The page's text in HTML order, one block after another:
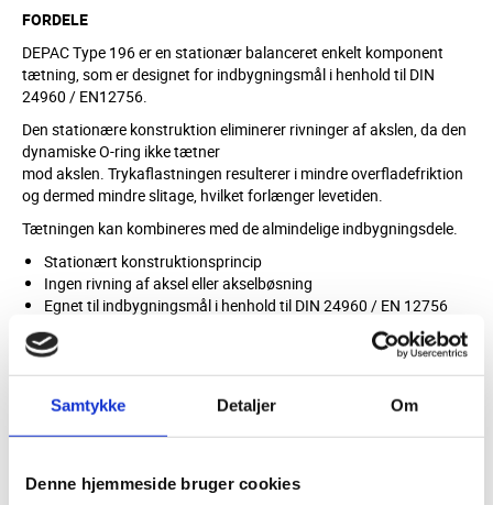
Samtykke Detaljer Om
Denne hjemmeside bruger cookies
FORDELE
DEPAC Type 196 er en stationær balanceret enkelt komponent
tætning, som er designet for indbygningsmål i henhold til DIN
24960 / EN12756.
Den stationære konstruktion eliminerer rivninger af akslen, da den
dynamiske O-ring ikke tætner
mod akslen. Trykaflastningen resulterer i mindre overfladefriktion
og dermed mindre slitage, hvilket forlænger levetiden.
Tætningen kan kombineres med de almindelige indbygningsdele.
Stationært konstruktionsprincip
Ingen rivning af aksel eller akselbøsning
Egnet til indbygningsmål i henhold til DIN 24960 / EN 12756
Balanceret
Uafhængig omdrejningsretning
Fjedre Hastelloy C
Fjedre udenfor Medie
Standard Rustfri stål 316L